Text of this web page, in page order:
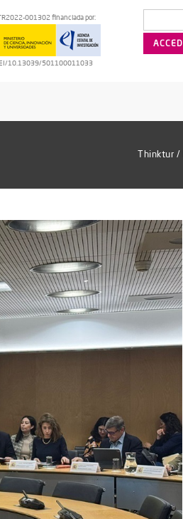
001302 financiada por:
10.13039/501100011033
Thinktur /